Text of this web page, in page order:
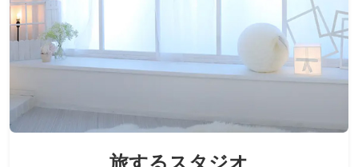
旅するスタジオ